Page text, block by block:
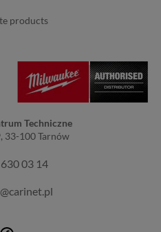
products
Techniczne
33-100 Tarnów
03 14